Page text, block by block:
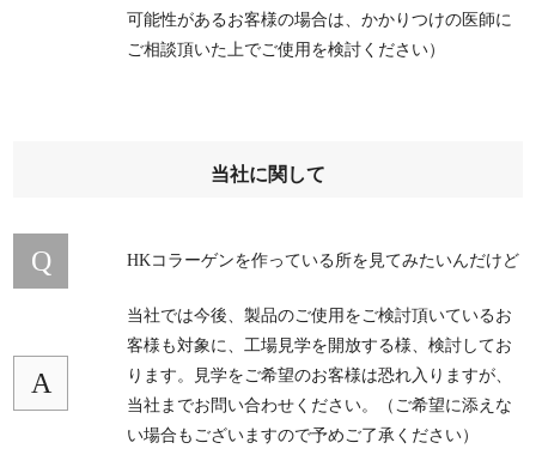
可能性があるお客様の場合は、かかりつけの医師に
ご相談頂いた上でご使用を検討ください）
当社に関して
Q HKコラーゲンを作っている所を見てみたいんだけど
A
当社では今後、製品のご使用をご検討頂いているお
客様も対象に、工場見学を開放する様、検討してお
ります。見学をご希望のお客様は恐れ入りますが、
当社までお問い合わせください。（ご希望に添えな
い場合もございますので予めご了承ください）